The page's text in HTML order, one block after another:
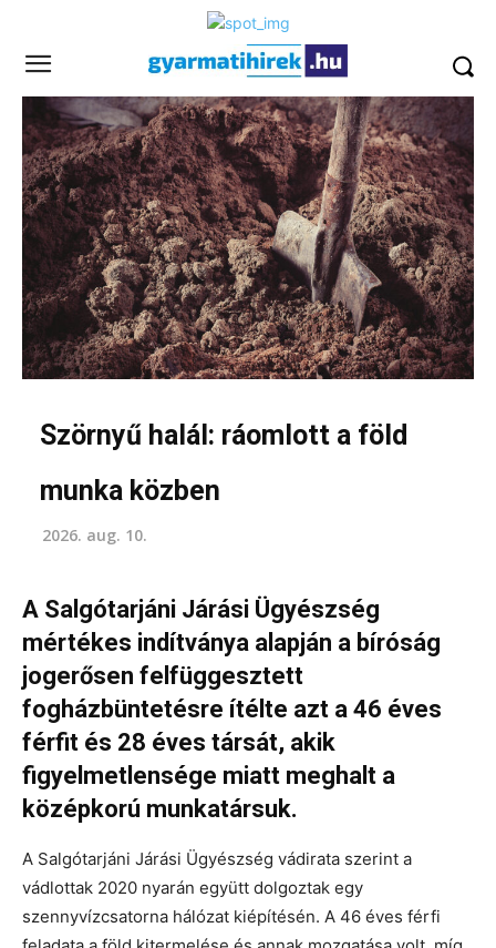
Szörnyű halál: ráomlott a föld
munka közben
2026. aug. 10.
A Salgótarjáni Járási Ügyészség
mértékes indítványa alapján a bíróság
jogerősen felfüggesztett
fogházbüntetésre ítélte azt a 46 éves
férfit és 28 éves társát, akik
figyelmetlensége miatt meghalt a
középkorú munkatársuk.
A Salgótarjáni Járási Ügyészség vádirata szerint a
vádlottak 2020 nyarán együtt dolgoztak egy
szennyvízcsatorna hálózat kiépítésén. A 46 éves férfi